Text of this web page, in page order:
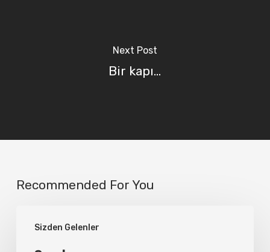
Next Post
Bir kapı...
Recommended For You
Sizden Gelenler